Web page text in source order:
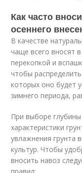
Как часто
осеннего
В качестве
чаще всего вносят
перекопкой и
чтобы
которых оно будет
зимнего периода,
При выборе
характеристики
увлажнения грунта
культур. Чтобы
вносить навоз